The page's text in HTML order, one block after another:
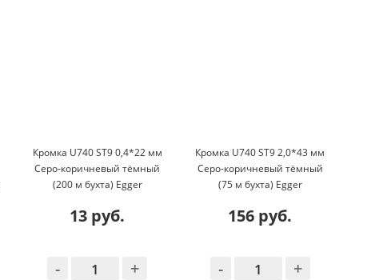
Кромка U740 ST9 0,4*22 мм
Cеро-коричневый тёмный
(200 м бухта) Egger
13 руб.
- +
Кромка U740 ST9 2,0*43 мм
Cеро-коричневый тёмный
(75 м бухта) Egger
156 руб.
- +